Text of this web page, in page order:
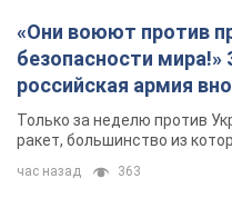
«Они воюют против
безопасности мира!»
российская армия
Одессе
Только за неделю против
ракет, большинство из
час назад 363